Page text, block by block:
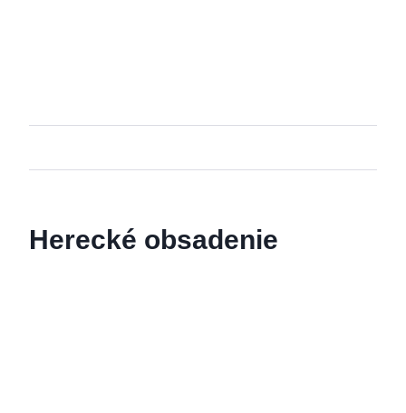
Herecké obsadenie